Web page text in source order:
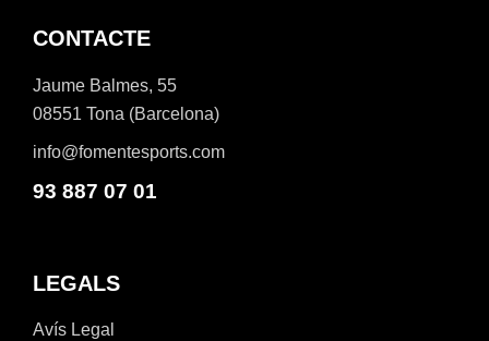
CONTACTE
Jaume Balmes, 55
08551 Tona (Barcelona)
info@fomentesports.com
93 887 07 01
LEGALS
Avís Legal